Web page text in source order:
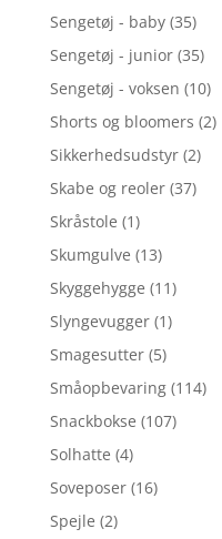
Sengetøj - baby (35)
Sengetøj - junior (35)
Sengetøj - voksen (10)
Shorts og bloomers (2)
Sikkerhedsudstyr (2)
Skabe og reoler (37)
Skråstole (1)
Skumgulve (13)
Skyggehygge (11)
Slyngevugger (1)
Smagesutter (5)
Småopbevaring (114)
Snackbokse (107)
Solhatte (4)
Soveposer (16)
Spejle (2)